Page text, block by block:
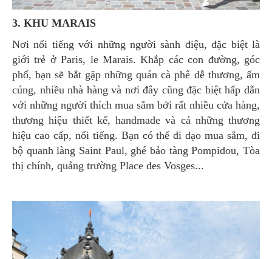
3. KHU MARAIS
Nơi nổi tiếng với những người sành điệu, đặc biệt là
giới trẻ ở Paris, le Marais. Khắp các con đường, góc
phố, bạn sẽ bắt gặp những quán cà phê dễ thương, ấm
cúng, nhiều nhà hàng và nơi đây cũng đặc biệt hấp dẫn
với những người thích mua sắm bởi rất nhiều cửa hàng,
thương hiệu thiết kế, handmade và cả những thương
hiệu cao cấp, nổi tiếng. Bạn có thể đi dạo mua sắm, đi
bộ quanh làng Saint Paul, ghé bảo tàng Pompidou, Tòa
thị chính, quảng trường Place des Vosges...